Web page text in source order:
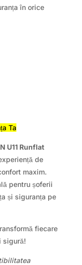
în orice
Ta
U11 Runflat
de
maxim.
pentru șoferii
și siguranța pe
fiecare
sigură!